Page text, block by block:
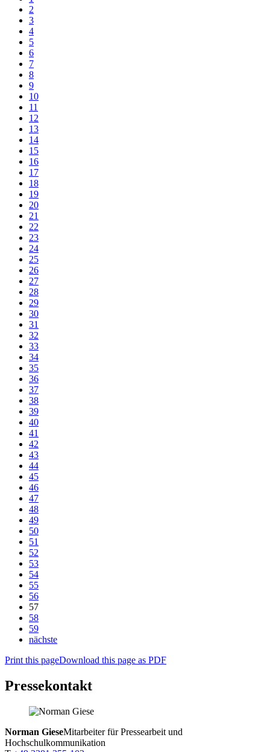
2
3
4
5
6
7
8
9
10
11
12
13
14
15
16
17
18
19
20
21
22
23
24
25
26
27
28
29
30
31
32
33
34
35
36
37
38
39
40
41
42
43
44
45
46
47
48
49
50
51
52
53
54
55
56
57
58
59
nächste
Print this pageDownload this page as PDF
Pressekontakt
Norman GieseMitarbeiter für Pressearbeit und
Hochschulkommunikation